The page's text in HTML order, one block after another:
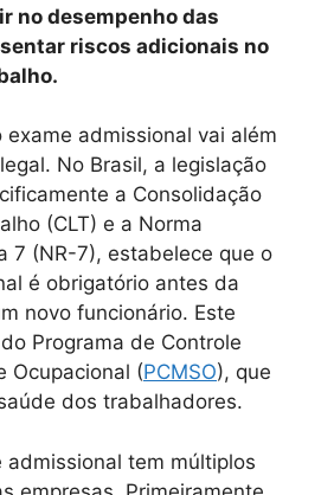
no desempenho das
riscos adicionais no
admissional vai além
No Brasil, a legislação
a Consolidação
(CLT) e a Norma
7 (NR-7), estabelece que o
é obrigatório antes da
novo funcionário. Este
Programa de Controle
Ocupacional (PCMSO), que
dos trabalhadores.
admissional tem múltiplos